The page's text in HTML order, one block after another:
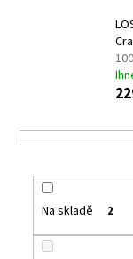
Na skladě 2
č
u